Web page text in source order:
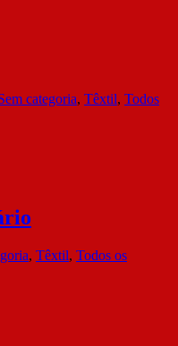
categoria, Têxtil, Todos
, Têxtil, Todos os